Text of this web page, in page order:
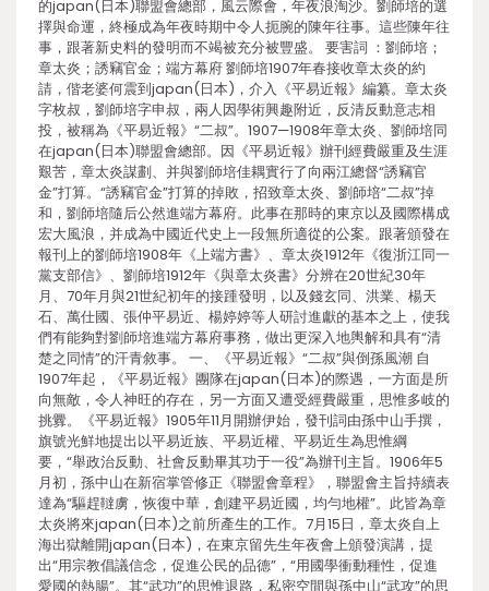
的japan(日本)聯盟會總部，風云際會，年夜浪淘沙。劉師培的選
擇與命運，終極成為年夜時期中令人扼腕的陳年往事。這些陳年往
事，跟著新史料的發明而不竭被充分被豐盛。 要害詞 ：劉師培；
章太炎；誘竊官金；端方幕府 劉師培1907年春接收章太炎的約
請，偕老婆何震到japan(日本)，介入《平易近報》編纂。章太炎
字枚叔，劉師培字申叔，兩人因學術興趣附近，反清反動意志相
投，被稱為《平易近報》“二叔”。1907—1908年章太炎、劉師培同
在japan(日本)聯盟會總部。因《平易近報》辦刊經費嚴重及生涯
艱苦，章太炎謀劃、并與劉師培佳耦實行了向兩江總督“誘竊官
金”打算。“誘竊官金”打算的掉敗，招致章太炎、劉師培“二叔”掉
和，劉師培隨后公然進端方幕府。此事在那時的東京以及國際構成
宏大風浪，并成為中國近代史上一段無所適從的公案。跟著頒發在
報刊上的劉師培1908年《上端方書》、章太炎1912年《復浙江同一
黨支部信》、劉師培1912年《與章太炎書》分辨在20世紀30年
月、70年月與21世紀初年的接踵發明，以及錢玄同、洪業、楊天
石、萬仕國、張仲平易近、楊婷婷等人研討進獻的基本之上，使我
們有能夠對劉師培進端方幕府事務，做出更深入地輿解和具有“清
楚之同情”的汗青敘事。 一、《平易近報》“二叔”與倒孫風潮 自
1907年起，《平易近報》團隊在japan(日本)的際遇，一方面是所
向無敵，令人神旺的存在，另一方面又遭受經費嚴重，思惟多岐的
挑釁。《平易近報》1905年11月開辦伊始，發刊詞由孫中山手撰，
旗號光鮮地提出以平易近族、平易近權、平易近生為思惟綱
要，“舉政治反動、社會反動畢其功于一役”為辦刊主旨。1906年5
月初，孫中山在新宿掌管修正《聯盟會章程》，聯盟會主旨持續表
達為“驅趕韃虜，恢復中華，創建平易近國，均勻地權”。此皆為章
太炎將來japan(日本)之前所產生的工作。7月15日，章太炎自上
海出獄離開japan(日本)，在東京留先生年夜會上頒發演講，提
出“用宗教倡議信念，促進公民的品德”，“用國學衝動種性，促進
愛國的熱腸”。其“武功”的思惟退路，私密空間與孫中山“武攻”的思